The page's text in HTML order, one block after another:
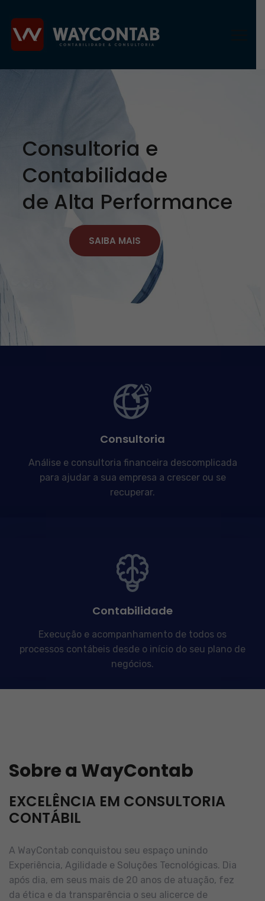
Consultoria e
Contabilidade
de Alta Performance
SAIBA MAIS
Consultoria
Análise e consultoria financeira descomplicada
para ajudar a sua empresa a crescer ou se
recuperar.
Contabilidade
Execução e acompanhamento de todos os
processos contábeis desde o início do seu plano de
negócios.
Sobre a WayContab
EXCELÊNCIA EM CONSULTORIA
CONTÁBIL
A WayContab conquistou seu espaço unindo
Experiência, Agilidade e Soluções Tecnológicas. Dia
após dia, em seus mais de 20 anos de atuação, fez
da ética e da transparência o seu alicerce de